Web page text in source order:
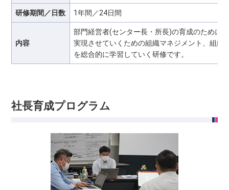
研修期間／日数 1年間／24日間
内容
部門経営者(センター長・所長)の育成のために
実現させていくための組織マネジメント、組織
を総合的に学習していく研修です。
社長育成プログラム